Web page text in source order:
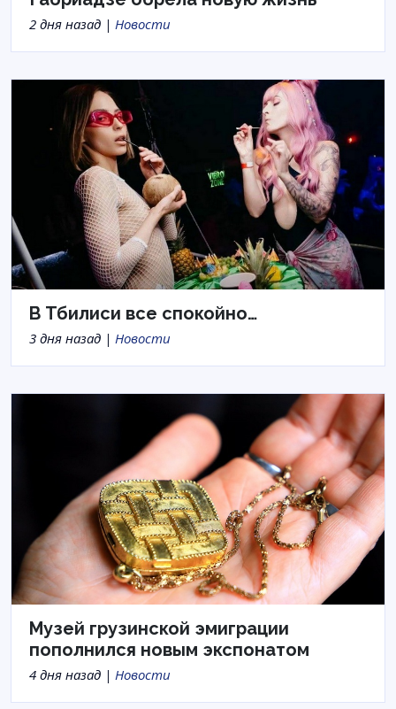
2 дня назад | Новости
В Тбилиси все спокойно…
3 дня назад | Новости
Музей грузинской эмиграции
пополнился новым экспонатом
4 дня назад | Новости